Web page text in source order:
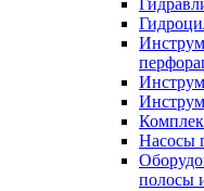
Насосы
полосы